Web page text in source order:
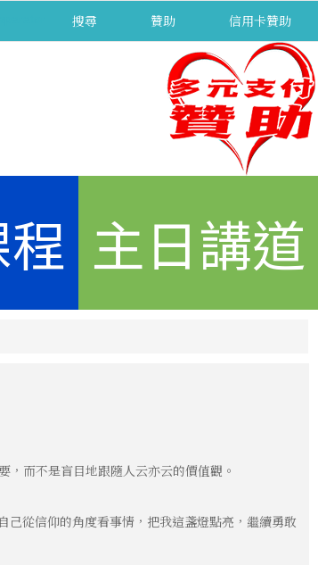
搜尋 贊助 信用卡贊助
主日講道
而不是盲目地跟隨人云亦云的價值觀。
從信仰的角度看事情，把我這盞燈點亮，繼續勇敢